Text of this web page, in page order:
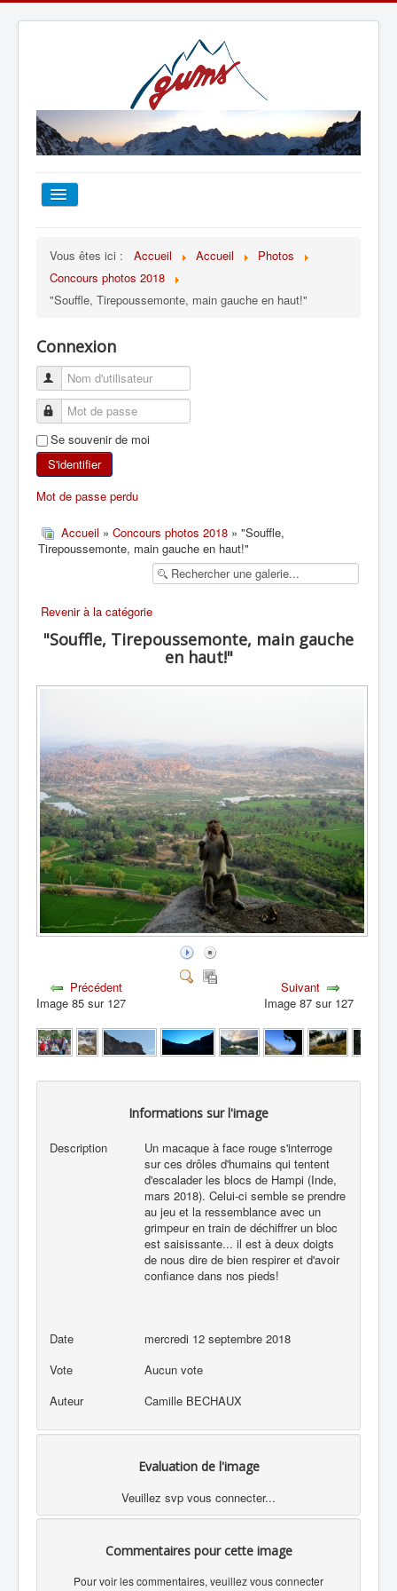
TOUT SUR LE GUMS
ALPINISME
SKI DE RANDONNÉE
RANDONNÉE PÉDESTRE
RANDONNÉE SPORTIVE
Vous êtes ici : Accueil Accueil
Photos
Concours photos 2018
"Souffle, Tirepoussemonte, main gauche en haut!"
Connexion
Se souvenir de moi
S'identifier
Mot de passe perdu
Accueil » Concours photos 2018 » "Souffle,
Tirepoussemonte, main gauche en haut!"
Revenir à la catégorie
"Souffle, Tirepoussemonte, main gauche
en haut!"
Précédent
Image 85 sur 127
Suivant
Image 87 sur 127
Informations sur l'image
Description
Un macaque à face rouge s'interroge
sur ces drôles d'humains qui tentent
d'escalader les blocs de Hampi (Inde,
mars 2018). Celui-ci semble se prendre
au jeu et la ressemblance avec un
grimpeur en train de déchiffrer un bloc
est saisissante... il est à deux doigts
de nous dire de bien respirer et d'avoir
confiance dans nos pieds!
Date
mercredi 12 septembre 2018
Vote
Aucun vote
Auteur
Camille BECHAUX
Evaluation de l'image
Veuillez svp vous connecter...
Commentaires pour cette image
Pour voir les commentaires, veuillez vous connecter